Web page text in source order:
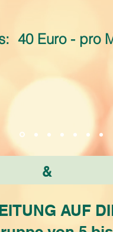
40 Euro - pro
&
AUF